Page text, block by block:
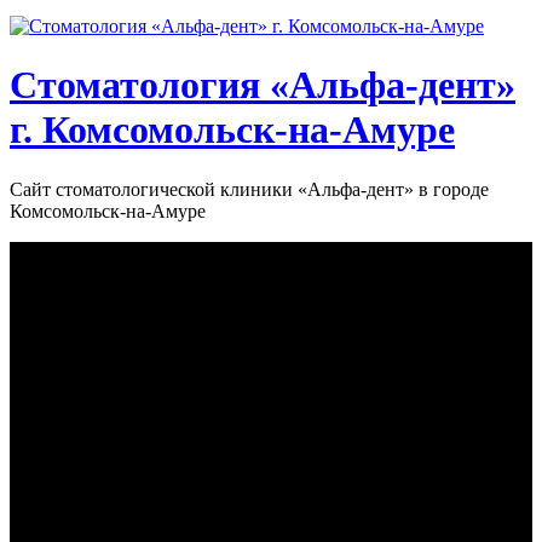
Стоматология «‎Альфа-дент»‎
г. Комсомольск-на-Амуре
Сайт стоматологической клиники «‎Альфа-дент» в городе
Комсомольск-на-Амуре